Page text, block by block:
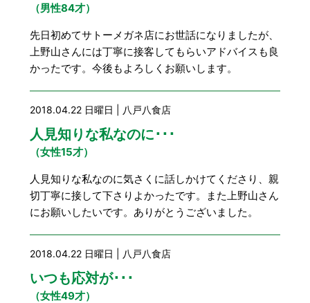
お知らせ 会社概要
お問い合わせ
採用情報
（男性84才）
先日初めてサトーメガネ店にお世話になりましたが、
上野山さんには丁寧に接客してもらいアドバイスも良
かったです。今後もよろしくお願いします。
2018.04.22 日曜日 | 八戸八食店
人見知りな私なのに･･･
（女性15才）
人見知りな私なのに気さくに話しかけてくださり、親
切丁寧に接して下さりよかったです。また上野山さん
にお願いしたいです。ありがとうございました。
2018.04.22 日曜日 | 八戸八食店
いつも応対が･･･
（女性49才）